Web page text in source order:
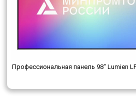
Профессиональная панель 98" Lumien